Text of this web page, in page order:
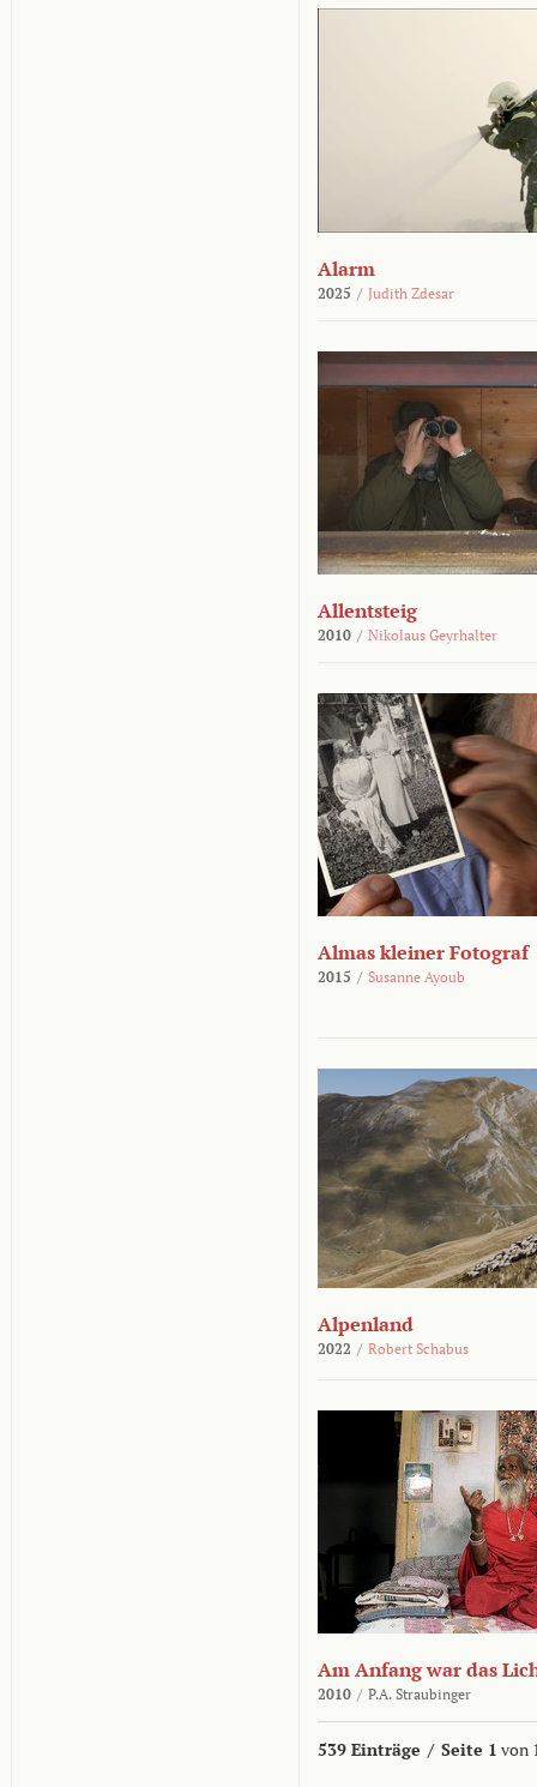
Alarm
2025 / Judith Zdesar
Allentsteig
2010 / Nikolaus Geyrhalter
Almas kleiner Fotograf
2015 / Susanne Ayoub
Alpenland
2022 / Robert Schabus
Am Anfang war das
2010 / P.A. Straubinger
539 Einträge / Seite 1 von